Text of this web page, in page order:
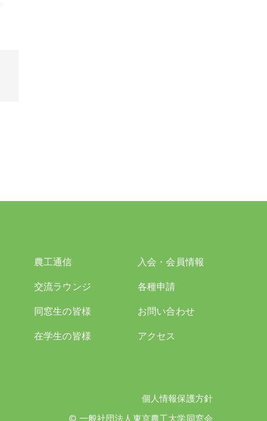
農工通信
交流ラウンジ
同窓生の皆様
在学生の皆様
入会・会員情報
各種申請
お問い合わせ
アクセス
個人情報保護方針
© 一般社団法人東京農工大学同窓会